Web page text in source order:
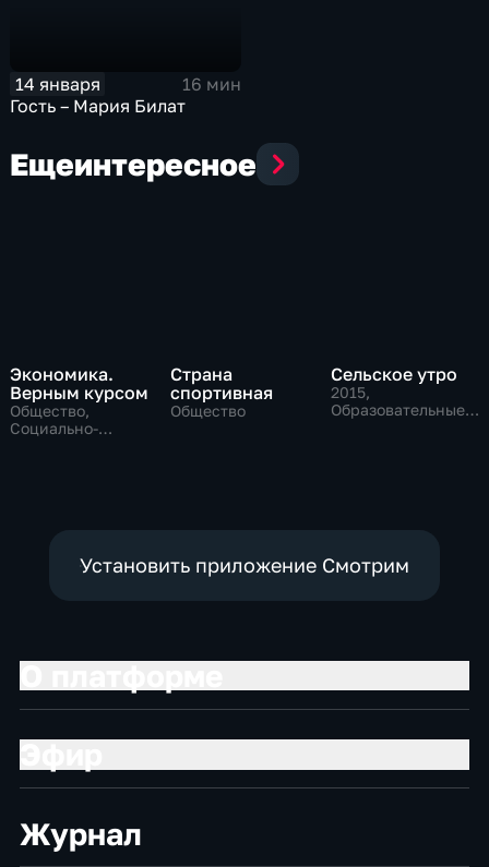
14 января
16 мин
Гость – Мария Билат
Ещеинтересное
Экономика.
Верным курсом
Общество,
Социально-
Страна
спортивная
Общество
Сельское утро
2015,
Образовательные,
Установить приложение Смотрим
Журнал